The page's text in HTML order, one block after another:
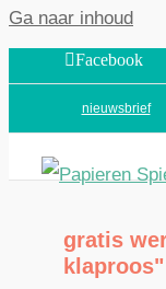
Ga naar inhoud
Facebook
nieuwsbrief
gratis
klaproos"